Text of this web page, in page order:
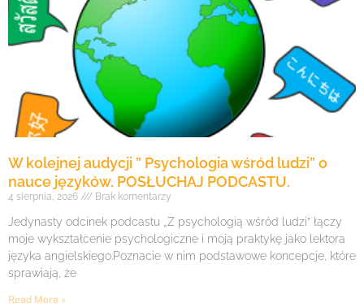
W kolejnej audycji ” Psychologia wśród ludzi” o
nauce języków. POSŁUCHAJ PODCASTU.
4 sierpnia, 2026 Brak komentarzy
Jedynasty odcinek podcastu „Z psychologią wśród ludzi” łączy
moje wykształcenie psychologiczne i moją praktykę jako lektora
języka angielskiego.Poznacie w nim podstawowe koncepcje, które
sprawiają, że
Read More »